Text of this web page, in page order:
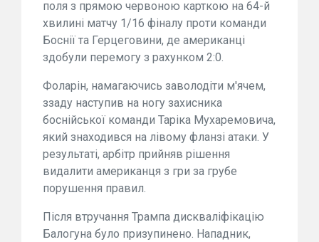
поля з прямою червоною карткою на 64-й
хвилині матчу 1/16 фіналу проти команди
Боснії та Герцеговини, де американці
здобули перемогу з рахунком 2:0.
Фоларін, намагаючись заволодіти м'ячем,
ззаду наступив на ногу захисника
боснійської команди Таріка Мухаремовича,
який знаходився на лівому фланзі атаки. У
результаті, арбітр прийняв рішення
видалити американця з гри за грубе
порушення правил.
Після втручання Трампа дискваліфікацію
Балогуна було призупинено. Нападник,